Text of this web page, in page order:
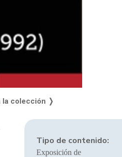
la colección ❭
Tipo de contenido:
Exposición de